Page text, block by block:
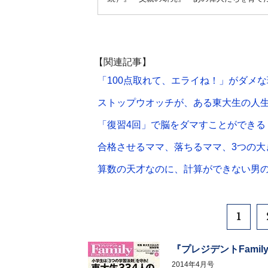
【関連記事】
「100点取れて、エライね！」がダメ
ストップウオッチが、ある東大生の人
「復習4回」で脳をダマすことができる
合格させるママ、落ちるママ、3つの
算数の天才なのに、計算ができない男
1
『プレジデント
2014年4月号